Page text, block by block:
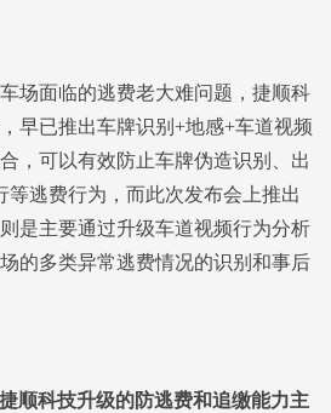
面临的逃费老大难问题，捷顺科
早已推出车牌识别+地感+车道视频
，可以有效防止车牌伪造识别、出
等逃费行为，而此次发布会上推出
是主要通过升级车道视频行为分析
的多类异常逃费情况的识别和事后
顺科技升级的防逃费和追缴能力主